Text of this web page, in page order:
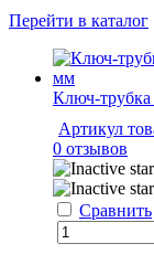
Перейти в каталог
Ключ-
Артикул
0 отзывов
Сравнить